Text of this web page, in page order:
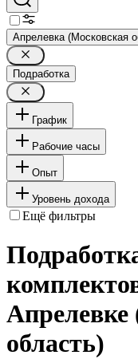
Апрелевка (Московская
Подработка
График
Рабочие часы
Опыт
Уровень дохода
Ещё фильтры
область)